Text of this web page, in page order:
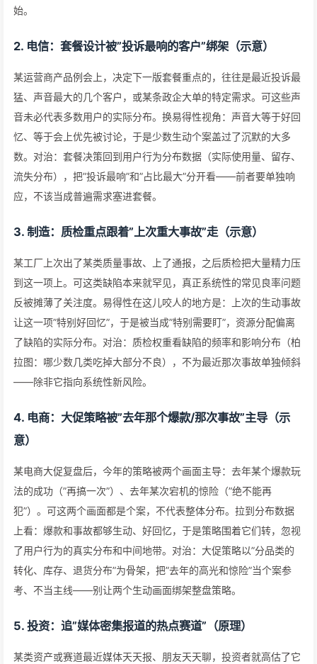
始。
2. 电信：套餐设计被”投诉最响的客户”绑架（示意）
某运营商产品例会上，决定下一版套餐重点的，往往是最近投诉最
猛、声音最大的几个客户，或某条政企大单的特定需求。可这些声
音未必代表多数用户的实际分布。换易得性视角：声音大等于好回
忆、等于会上优先被讨论，于是少数生动个案盖过了沉默的大多
数。对治：套餐决策回到用户行为分布数据（实际使用量、留存、
流失分布），把”投诉最响”和”占比最大”分开看——前者要单独响
应，不该当成普遍需求塞进套餐。
3. 制造：质检重点跟着”上次重大事故”走（示意）
某工厂上次出了某类质量事故、上了通报，之后质检把大量精力压
到这一项上。可这类缺陷本来就罕见，真正系统性的常见良率问题
反被摊薄了关注度。易得性在这儿咬人的地方是：上次的生动事故
让这一项”特别好回忆”，于是被当成”特别需要盯”，资源分配偏离
了缺陷的实际分布。对治：质检权重看缺陷的频率和影响分布（柏
拉图：哪少数几类吃掉大部分不良），不为最近那次事故单独倾斜
——除非它指向系统性新风险。
4. 电商：大促策略被”去年那个爆款/那次事故”主导（示
意）
某电商大促复盘后，今年的策略被两个画面主导：去年某个爆款玩
法的成功（”再搞一次”）、去年某次宕机的惊险（”绝不能再
犯”）。可这两个画面都是个案，不代表整体分布。拉到分布数据
上看：爆款和事故都够生动、好回忆，于是策略围着它们转，忽视
了用户行为的真实分布和中间地带。对治：大促策略以”分品类的
转化、库存、退货分布”为骨架，把”去年的高光和惊险”当个案参
考、不当主线——别让两个生动画面绑架整盘策略。
5. 投资：追”媒体密集报道的热点赛道”（原理）
某类资产或赛道最近媒体天天报、朋友天天聊，投资者就高估了它